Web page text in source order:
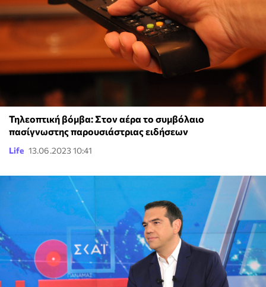
Τηλεοπτική βόμβα: Στον αέρα το συμβόλαιο
πασίγνωστης παρουσιάστριας ειδήσεων
Life 13.06.2023 10:41